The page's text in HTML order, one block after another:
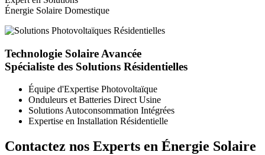
Énergie Solaire Domestique
Technologie Solaire Avancée
Spécialiste des Solutions Résidentielles
Équipe d'Expertise Photovoltaïque
Onduleurs et Batteries Direct Usine
Solutions Autoconsommation Intégrées
Expertise en Installation Résidentielle
Contactez nos Experts en Énergie Solaire